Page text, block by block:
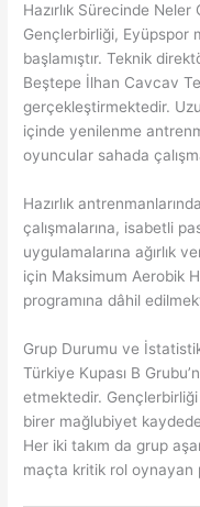
Hazırlık Sürecinde Neler
Gençlerbirliği, Eyüpspor
başlamıştır. Teknik
Beştepe İlhan Cavcav
gerçekleştirmektedir.
içinde yenilenme
oyuncular sahada
Hazırlık
çalışmalarına, isabetli
uygulamalarına ağırlık
için Maksimum Aerobik
programına dâhil
Grup Durumu ve
Türkiye Kupası B
etmektedir.
birer mağlubiyet
Her iki takım da grup
maçta kritik rol oynayan